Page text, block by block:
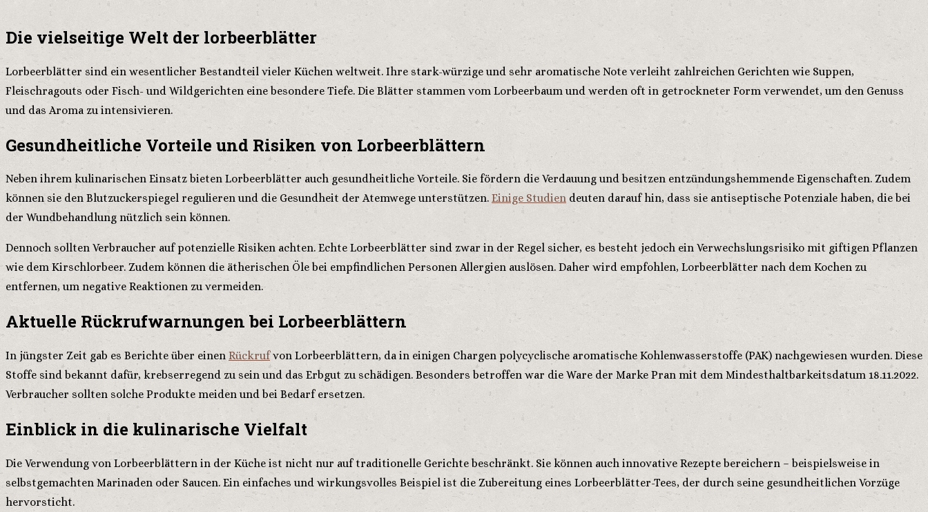
Die vielseitige Welt der lorbeerblätter
Lorbeerblätter sind ein wesentlicher Bestandteil vieler Küchen weltweit. Ihre stark-würzige und sehr aromatische Note verleiht zahlreichen Gerichten wie Suppen,
Fleischragouts oder Fisch- und Wildgerichten eine besondere Tiefe. Die Blätter stammen vom Lorbeerbaum und werden oft in getrockneter Form verwendet, um den Genuss
und das Aroma zu intensivieren.
Gesundheitliche Vorteile und Risiken von Lorbeerblättern
Neben ihrem kulinarischen Einsatz bieten Lorbeerblätter auch gesundheitliche Vorteile. Sie fördern die Verdauung und besitzen entzündungshemmende Eigenschaften. Zudem
können sie den Blutzuckerspiegel regulieren und die Gesundheit der Atemwege unterstützen. Einige Studien deuten darauf hin, dass sie antiseptische Potenziale haben, die bei
der Wundbehandlung nützlich sein können.
Dennoch sollten Verbraucher auf potenzielle Risiken achten. Echte Lorbeerblätter sind zwar in der Regel sicher, es besteht jedoch ein Verwechslungsrisiko mit giftigen Pflanzen
wie dem Kirschlorbeer. Zudem können die ätherischen Öle bei empfindlichen Personen Allergien auslösen. Daher wird empfohlen, Lorbeerblätter nach dem Kochen zu
entfernen, um negative Reaktionen zu vermeiden.
Aktuelle Rückrufwarnungen bei Lorbeerblättern
In jüngster Zeit gab es Berichte über einen Rückrufvon Lorbeerblättern, da in einigen Chargen polycyclische aromatische Kohlenwasserstoffe (PAK) nachgewiesen wurden. Diese
Stoffe sind bekannt dafür, krebserregend zu sein und das Erbgut zu schädigen. Besonders betroffen war die Ware der Marke Pran mit dem Mindesthaltbarkeitsdatum 18.11.2022.
Verbraucher sollten solche Produkte meiden und bei Bedarf ersetzen.
Einblick in die kulinarische Vielfalt
Die Verwendung von Lorbeerblättern in der Küche ist nicht nur auf traditionelle Gerichte beschränkt. Sie können auch innovative Rezepte bereichern – beispielsweise in
selbstgemachten Marinaden oder Saucen. Ein einfaches und wirkungsvolles Beispiel ist die Zubereitung eines Lorbeerblätter-Tees, der durch seine gesundheitlichen Vorzüge
hervorsticht.